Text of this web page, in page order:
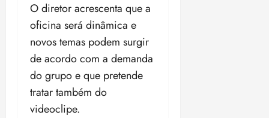
O diretor acrescenta que a
oficina será dinâmica e
novos temas podem surgir
de acordo com a demanda
do grupo e que pretende
tratar também do
videoclipe.